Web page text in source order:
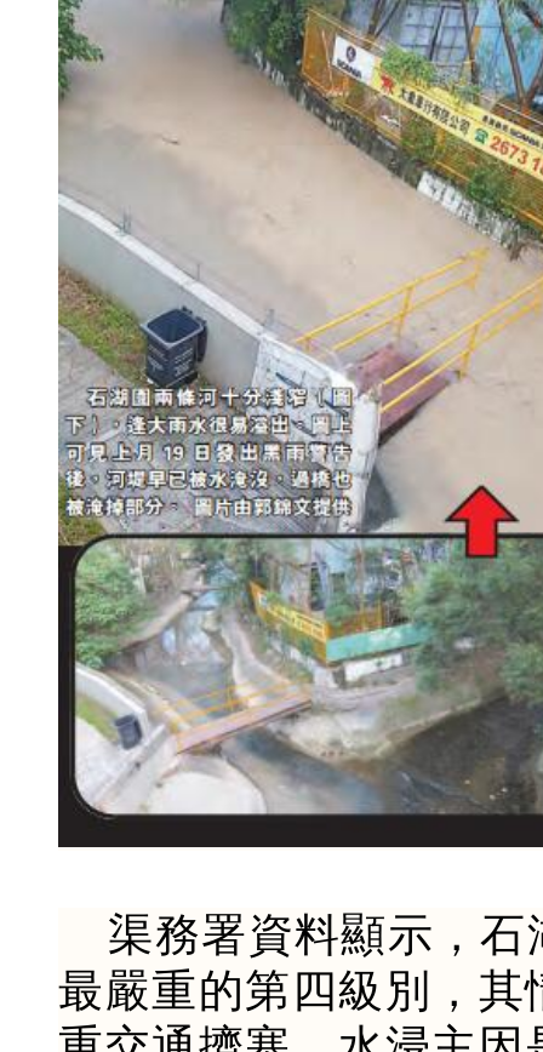
渠務署資料顯示，石
最嚴重的第四級別，